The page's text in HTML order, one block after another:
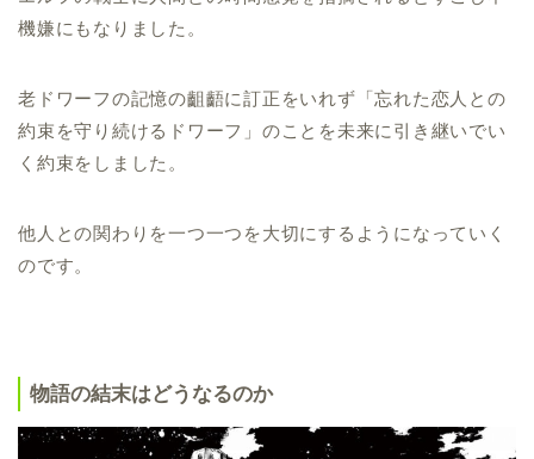
機嫌にもなりました。
老ドワーフの記憶の齟齬に訂正をいれず「忘れた恋人との
約束を守り続けるドワーフ」のことを未来に引き継いでい
く約束をしました。
他人との関わりを一つ一つを大切にするようになっていく
のです。
物語の結末はどうなるのか